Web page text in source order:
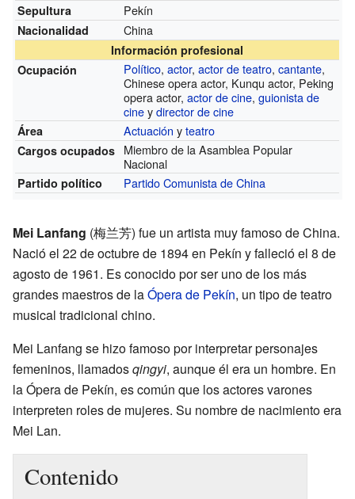
Sepultura Pekín
Nacionalidad China
Información profesional
Ocupación
Político,actor,actor de teatro,cantante,
Chinese opera actor, Kunqu actor, Peking
opera actor,actor de cine,guionista de
cineydirector de cine
Área Actuación yteatro
Cargos ocupados Miembro de la Asamblea Popular
Nacional
Partido político Partido Comunista de China
Mei Lanfang (梅兰芳) fue un artista muy famoso de China.
Nació el 22 de octubre de 1894 en Pekín y falleció el 8 de
agosto de 1961. Es conocido por ser uno de los más
grandes maestros de laÓpera de Pekín, un tipo de teatro
musical tradicional chino.
Mei Lanfang se hizo famoso por interpretar personajes
femeninos, llamadosqingyi, aunque él era un hombre. En
la Ópera de Pekín, es común que los actores varones
interpreten roles de mujeres. Su nombre de nacimiento era
Mei Lan.
Contenido